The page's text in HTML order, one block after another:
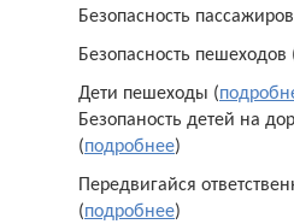
Безопасность
Безопасность пешеходов
Дети пешеходы (
Безопаность детей на
(подробнее)
Передвигайся
(подробнее)